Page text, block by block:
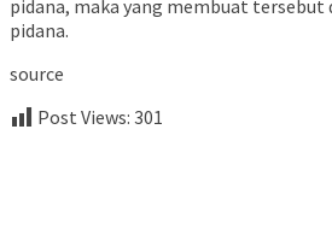
pidana, maka yang membuat tersebut
pidana.
source
Post Views: 301